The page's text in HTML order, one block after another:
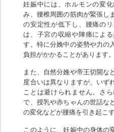
妊娠中には、ホルモンの変
み、腰椎周囲の筋肉が緊張し
の安定性が低下し、腰痛の
は、子宮の収縮や陣痛によ
す。特に分娩中の姿勢や力の
負担がかかることがあります。
また、自然分娩や帝王切開な
度合いは異なりますが、いず
ことは避けられません。さ
で、授乳や赤ちゃんの世話な
の変化などが腰痛を引き起こ
このように、妊娠中の身体の